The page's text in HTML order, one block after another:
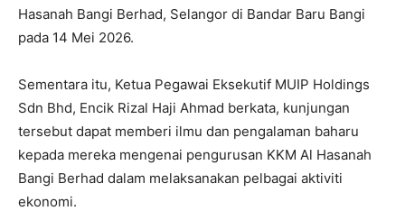
Hasanah Bangi Berhad, Selangor di Bandar Baru Bangi
pada 14 Mei 2026.
Sementara itu, Ketua Pegawai Eksekutif MUIP Holdings
Sdn Bhd, Encik Rizal Haji Ahmad berkata, kunjungan
tersebut dapat memberi ilmu dan pengalaman baharu
kepada mereka mengenai pengurusan KKM Al Hasanah
Bangi Berhad dalam melaksanakan pelbagai aktiviti
ekonomi.